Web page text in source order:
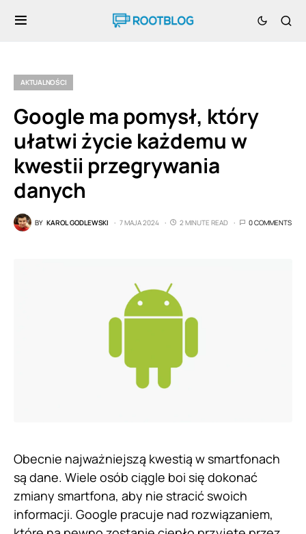
AKTUALNOŚCI
Google ma pomysł, który
ułatwi życie każdemu w
kwestii przegrywania
danych
BY KAROL GODLEWSKI 7 MAJA 2024 2 MINUTE READ 0 COMMENTS
Obecnie najważniejszą kwestią w smartfonach
są dane. Wiele osób ciągle boi się dokonać
zmiany smartfona, aby nie stracić swoich
informacji. Google pracuje nad rozwiązaniem,